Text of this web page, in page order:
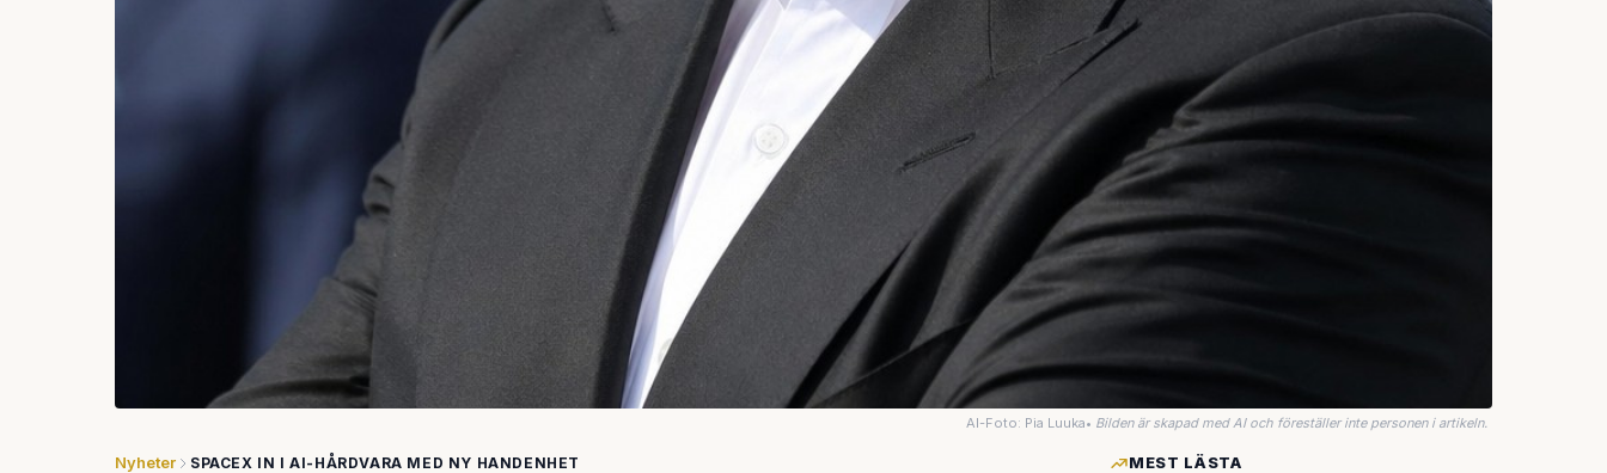
AI-Foto: Pia Luuka• Bilden är skapad med AI och föreställer inte personen i artikeln.
Nyheter SPACEX IN I AI-HÅRDVARA MED NY HANDENHET MEST LÄSTA